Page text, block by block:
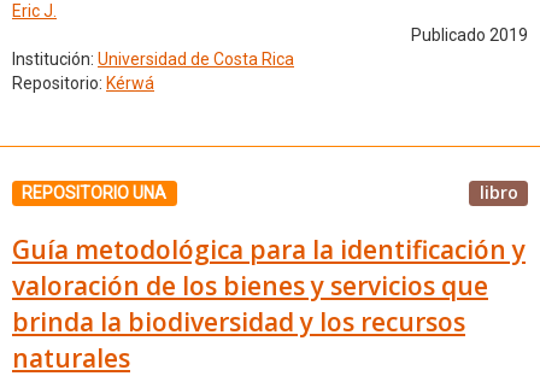
Eric J.
Publicado 2019
Institución: Universidad de Costa Rica
Repositorio: Kérwá
REPOSITORIO UNA libro
Guía metodológica para la identificación y
valoración de los bienes y servicios que
brinda la biodiversidad y los recursos
naturales